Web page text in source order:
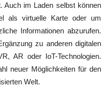
Auch im Laden selbst können
als virtuelle Karte oder um
Informationen abzurufen.
zu anderen digitalen
AR oder IoT-Technologien.
neuer Möglichkeiten für den
Welt.